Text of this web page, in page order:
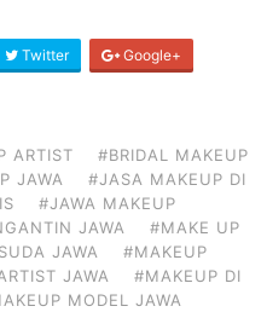
Twitter Google+
ARTIST
#BRIDAL MAKEUP
JAWA
#JASA MAKEUP DI
#JAWA MAKEUP
JAWA
#MAKE UP
JAWA
#MAKEUP
JAWA
#MAKEUP DI
MODEL JAWA